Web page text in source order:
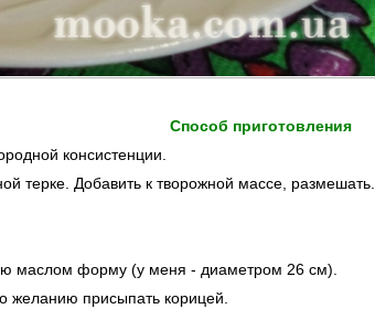
Способ приготовления
консистенции.
терке. Добавить к творожной массе, размешать.
маслом форму (у меня - диаметром 26 см).
желанию присыпать корицей.